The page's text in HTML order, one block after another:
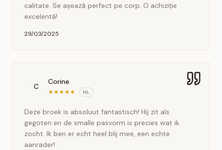
calitate. Se așează perfect pe corp. O achiziție
excelentă!
29/03/2025
C
Corine
★★★★★ NL
Deze broek is absoluut fantastisch! Hij zit als
gegoten en de smalle pasvorm is precies wat ik
zocht. Ik ben er echt heel blij mee, een echte
aanrader!